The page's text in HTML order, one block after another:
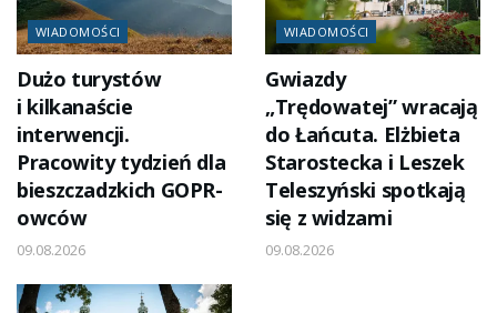
WIADOMOŚCI
Dużo turystów
i kilkanaście
interwencji.
Pracowity tydzień dla
bieszczadzkich GOPR-
owców
09.08.2026
WIADOMOŚCI
Gwiazdy
„Trędowatej” wracają
do Łańcuta. Elżbieta
Starostecka i Leszek
Teleszyński spotkają
się z widzami
09.08.2026